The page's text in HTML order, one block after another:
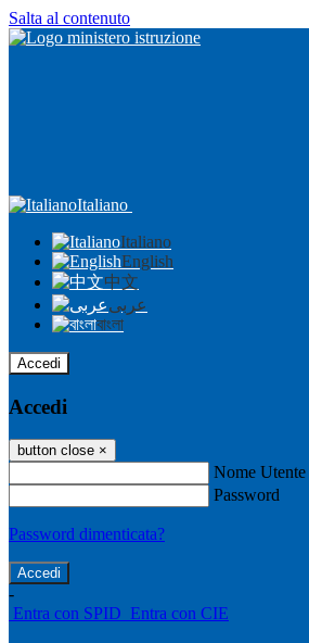
Salta al contenuto
Italiano
Italiano
English
中文
عربى
বাংলা
Accedi
Accedi
button close ×
Nome Utente
Password
Password dimenticata?
-
Entra con SPID Entra con CIE